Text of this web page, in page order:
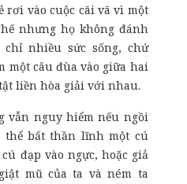
rơi vào cuộc cãi vã vì một
nhưng họ không đánh
nhiều sức sống, chứ
một câu đùa vào giữa hai
liền hòa giải với nhau.
vẫn nguy hiểm nếu ngồi
thể bất thần lĩnh một cú
đạp vào ngực, hoặc giả
mũ của ta và ném ta